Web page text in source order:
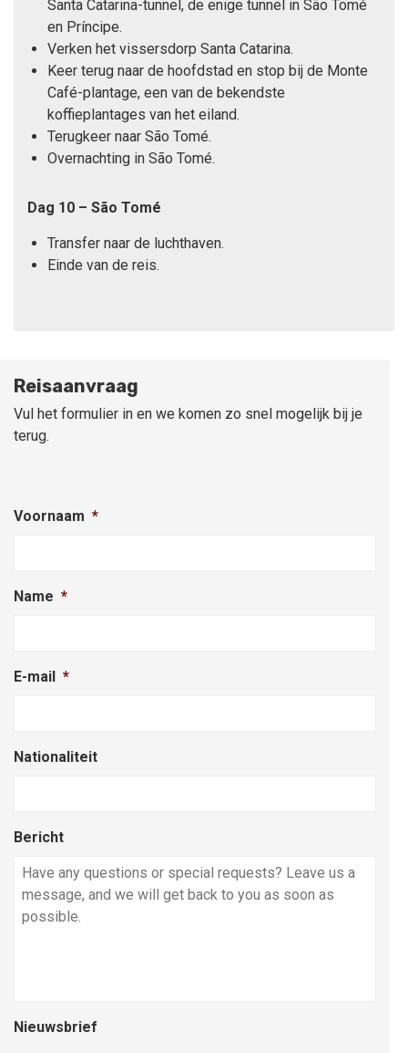
Santa Catarina-tunnel, de enige tunnel in São Tomé
en Príncipe.
Verken het vissersdorp Santa Catarina.
Keer terug naar de hoofdstad en stop bij de Monte
Café-plantage, een van de bekendste
koffieplantages van het eiland.
Terugkeer naar São Tomé.
Overnachting in São Tomé.
Dag 10 – São Tomé
Transfer naar de luchthaven.
Einde van de reis.
Reisaanvraag
Vul het formulier in en we komen zo snel mogelijk bij je
terug.
Voornaam *
Name *
E-mail *
Nationaliteit
Bericht
Nieuwsbrief